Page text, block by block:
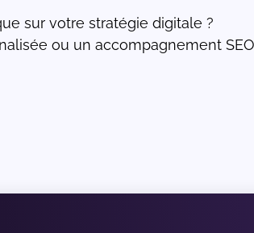
sur votre stratégie digitale ?
ou un accompagnement